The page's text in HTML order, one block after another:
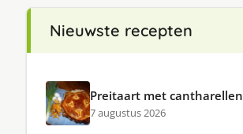
Nieuwste recepten
Preitaart met cantharellen
7 augustus 2026